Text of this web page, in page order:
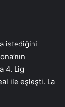
istediğini
4. Lig
ile eşleşti. La